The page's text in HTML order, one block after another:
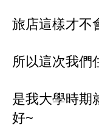
旅店這樣才不
所以這次我們
是我大學時期
好~